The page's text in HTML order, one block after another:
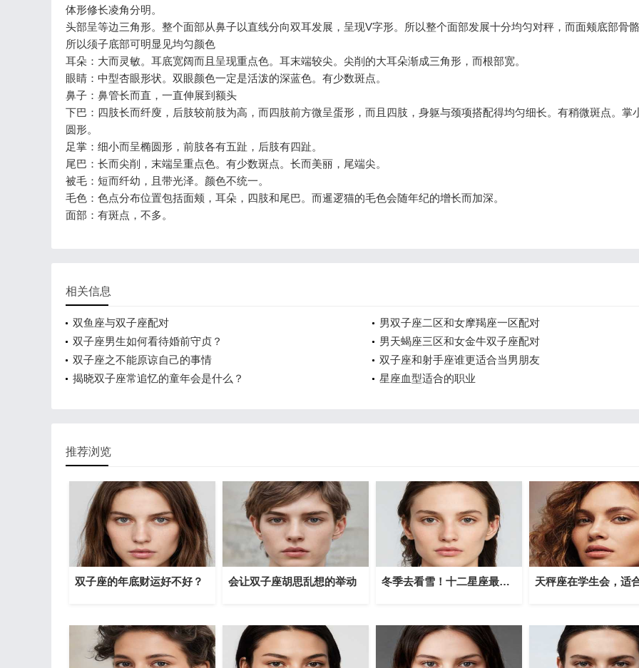
体形修长凌角分明。
头部呈等边三角形。整个面部从鼻子以直线分向双耳发展，呈现V字形。所以整个面部发展十分均匀对秤，而面颊底部骨
所以须子底部可明显见均匀颜色
耳朵：大而灵敏。耳底宽阔而且呈现重点色。耳末端较尖。尖削的大耳朵渐成三角形，而根部宽。
眼睛：中型杏眼形状。双眼颜色一定是活泼的深蓝色。有少数斑点。
鼻子：鼻管长而直，一直伸展到额头
下巴：四肢长而纤廋，后肢较前肢为高，而四肢前方微呈蛋形，而且四肢，身躯与颈项搭配得均匀细长。有稍微斑点。掌
圆形。
足掌：细小而呈椭圆形，前肢各有五趾，后肢有四趾。
尾巴：长而尖削，末端呈重点色。有少数斑点。长而美丽，尾端尖。
被毛：短而纤幼，且带光泽。颜色不统一。
毛色：色点分布位置包括面颊，耳朵，四肢和尾巴。而暹逻猫的毛色会随年纪的增长而加深。
面部：有斑点，不多。
相关信息
双鱼座与双子座配对
男双子座二区和女摩羯座一区配对
双子座男生如何看待婚前守贞？
男天蝎座三区和女金牛双子座配对
双子座之不能原谅自己的事情
双子座和射手座谁更适合当男朋友
揭晓双子座常追忆的童年会是什么？
星座血型适合的职业
推荐浏览
双子座的年底财运好不好？ 会让双子座胡思乱想的举动 冬季去看雪！十二星座最适合的赏雪旅行地